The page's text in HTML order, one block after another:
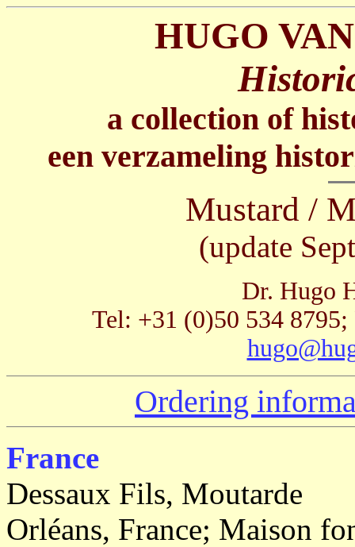
HUGO
a collection of
een verzameling
Mustard /
(update
Dr. Hugo
Tel: +31 (0)50 534
Ordering
France
Dessaux Fils, Moutarde
Orléans, France; Maison